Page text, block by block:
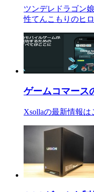
ツンデレドラゴン
性てんこもりのヒ
ゲームコマース
Xsollaの最新情報は